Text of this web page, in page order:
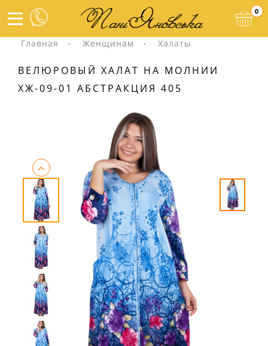
0
Главная Женщинам Халаты
ВЕЛЮРОВЫЙ ХАЛАТ НА МОЛНИИ
ХЖ-09-01 АБСТРАКЦИЯ 405